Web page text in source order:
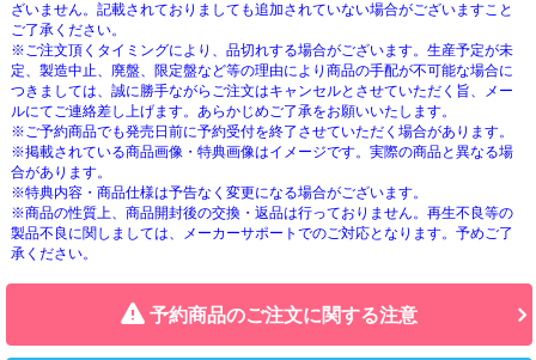
ざいません。記載されておりましても追加されていない場合がございますこと
ご了承ください。
※ご注文頂くタイミングにより、品切れする場合がございます。生産予定が未
定、製造中止、廃盤、限定盤など等の理由により商品の手配が不可能な場合に
つきましては、誠に勝手ながらご注文はキャンセルとさせていただく旨、メー
ルにてご連絡差し上げます。あらかじめご了承をお願いいたします。
※ご予約商品でも発売日前に予約受付を終了させていただく場合があります。
※掲載されている商品画像・特典画像はイメージです。実際の商品と異なる場
合があります。
※特典内容・商品仕様は予告なく変更になる場合がございます。
※商品の性質上、商品開封後の交換・返品は行っておりません。再生不良等の
製品不良に関しましては、メーカーサポートでのご対応となります。予めご了
承ください。
予約商品のご注文に関する注意